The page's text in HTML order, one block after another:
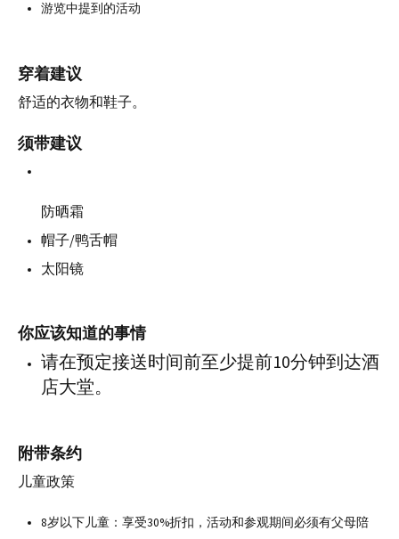
游览中提到的活动
穿着建议
舒适的衣物和鞋子。
须带建议
防晒霜
帽子/鸭舌帽
太阳镜
你应该知道的事情
请在预定接送时间前至少提前10分钟到达酒
店大堂。
附带条约
儿童政策
8岁以下儿童：享受30%折扣，活动和参观期间必须有父母陪